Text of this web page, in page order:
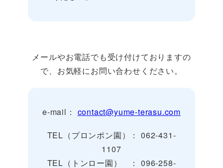
メールやお電話でも受け付けておりますの
で、お気軽にお問い合わせください。
e-mail： contact@yume-terasu.com
TEL（プロンポン園）： 062-431-
1107
TEL（トンロー園） ： 096-258-